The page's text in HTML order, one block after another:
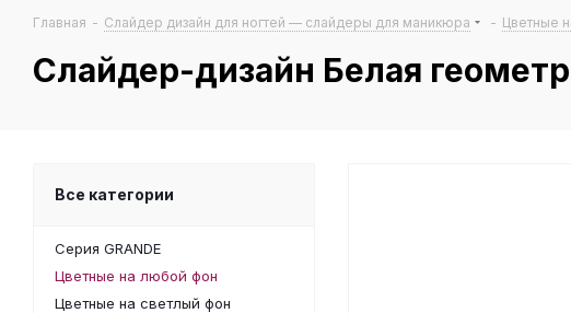
Главная - Слайдер дизайн для ногтей — слайдеры для маникюра - Цветные
Слайдер-дизайн Белая
Все категории
Серия GRANDE
Цветные на любой фон
Цветные на светлый фон